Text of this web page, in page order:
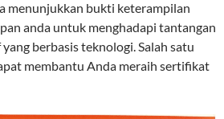
menunjukkan bukti keterampilan
anda untuk menghadapi tantangan
berbasis teknologi. Salah satu
membantu Anda meraih sertifikat